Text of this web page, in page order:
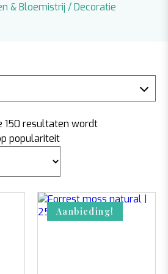
& Bloemistrij / Decoratie
150 resultaten wordt
populariteit
Aanbieding!